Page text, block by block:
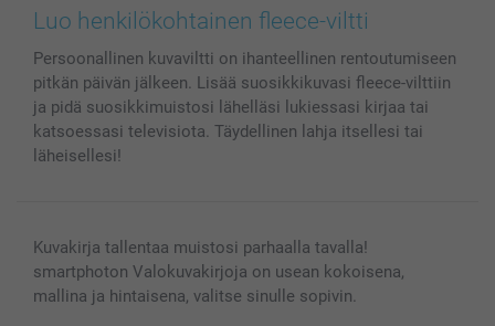
Valokuvat, Julisteet & Taskukirjat
MyNameBook
Kuvakalenterit & Päivyrit
Valokuvakehykset & Lisätarvikkeet
Lahjakortti
Evästekäytäntö
Ehdot/takuut
Investor Relations
100% tyytyväisyystakuu
Hinnat & maksutavat
Tilausten tila
Luo henkilökohtainen fleece-viltti
Persoonallinen kuvaviltti on ihanteellinen rentoutumiseen
pitkän päivän jälkeen. Lisää suosikkikuvasi fleece-vilttiin
ja pidä suosikkimuistosi lähelläsi lukiessasi kirjaa tai
katsoessasi televisiota. Täydellinen lahja itsellesi tai
läheisellesi!
Kuvakirja tallentaa muistosi parhaalla tavalla!
smartphoton Valokuvakirjoja on usean kokoisena,
mallina ja hintaisena, valitse sinulle sopivin.